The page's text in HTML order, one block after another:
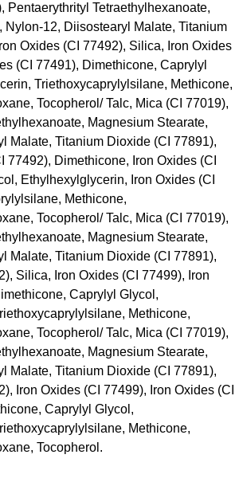
Pentaerythrityl Tetraethylhexanoate,
Nylon-12, Diisostearyl Malate, Titanium
Oxides (CI 77492), Silica, Iron Oxides
(CI 77491), Dimethicone, Caprylyl
Triethoxycaprylylsilane, Methicone,
Tocopherol/ Talc, Mica (CI 77019),
Magnesium Stearate,
Malate, Titanium Dioxide (CI 77891),
77492), Dimethicone, Iron Oxides (CI
Ethylhexylglycerin, Iron Oxides (CI
Methicone,
Tocopherol/ Talc, Mica (CI 77019),
Magnesium Stearate,
Malate, Titanium Dioxide (CI 77891),
Silica, Iron Oxides (CI 77499), Iron
Caprylyl Glycol,
Methicone,
Tocopherol/ Talc, Mica (CI 77019),
Magnesium Stearate,
Malate, Titanium Dioxide (CI 77891),
Iron Oxides (CI 77499), Iron Oxides (CI
Caprylyl Glycol,
Methicone,
Tocopherol.